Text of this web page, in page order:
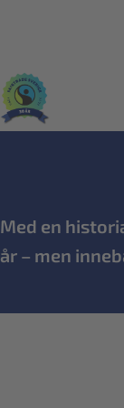
Produkter
Med en
år – men